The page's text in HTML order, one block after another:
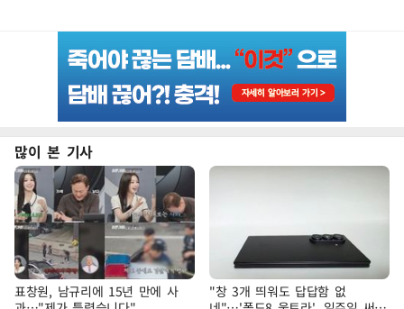
많이 본 기사
표창원, 남규리에 15년 만에 사
"창 3개 띄워도 답답함 없